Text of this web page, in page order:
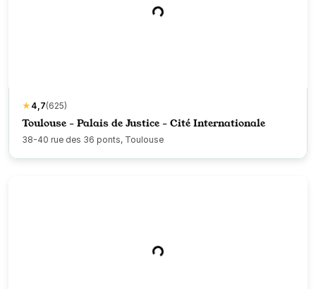
★ 4,7(625)
Toulouse - Palais de Justice - Cité Internationale
38-40 rue des 36 ponts, Toulouse